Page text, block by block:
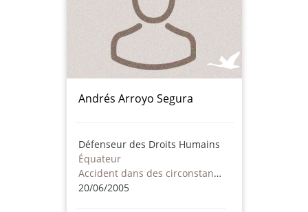
Andrés Arroyo Segura
Défenseur des Droits Humains
Équateur
Accident dans des circonstances supectes
20/06/2005